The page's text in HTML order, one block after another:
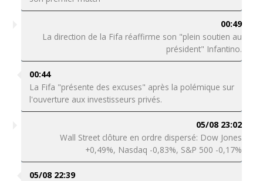
00:49
La direction de la Fifa réaffirme son "plein soutien au
président" Infantino.
00:44
La Fifa "présente des excuses" après la polémique sur
l'ouverture aux investisseurs privés.
05/08 23:02
Wall Street clôture en ordre dispersé: Dow Jones
+0,49%, Nasdaq -0,83%, S&P 500 -0,17%
05/08 22:39